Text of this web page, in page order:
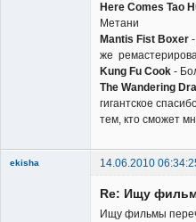
Here Comes Tao
Метани
Mantis Fist Boxer
же
Kung Fu Cook -
The Wandering
гигантское
тем, кто сможет
ekisha 14.06.2010
Re: Ищу
Ищу фильмы